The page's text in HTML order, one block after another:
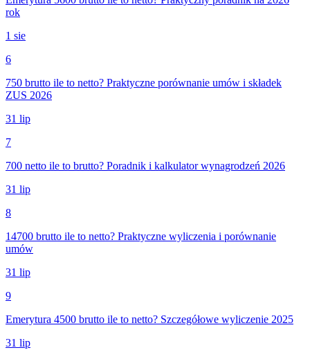
rok
1 sie
6
750 brutto ile to netto? Praktyczne porównanie umów i składek
ZUS 2026
31 lip
7
700 netto ile to brutto? Poradnik i kalkulator wynagrodzeń 2026
31 lip
8
14700 brutto ile to netto? Praktyczne wyliczenia i porównanie
umów
31 lip
9
Emerytura 4500 brutto ile to netto? Szczegółowe wyliczenie 2025
31 lip